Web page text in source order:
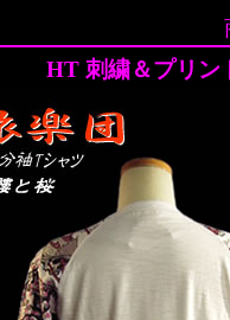
HT 刺繍＆プリ